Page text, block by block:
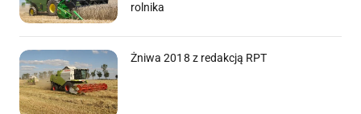
rolnika
Żniwa 2018 z redakcją RPT